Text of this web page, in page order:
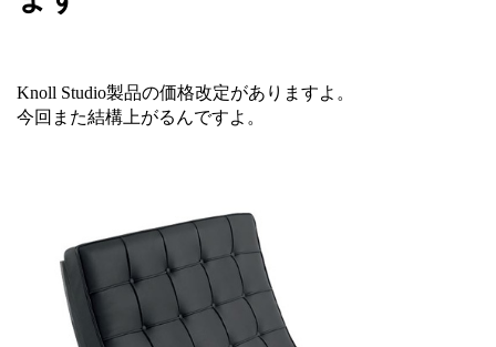
Knoll Studio製品の価格改定がありますよ。
今回また結構上がるんですよ。